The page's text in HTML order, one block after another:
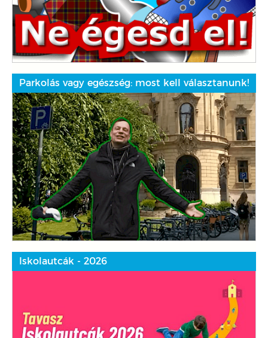
Parkolás vagy egészség: most kell választanunk!
Iskolautcák - 2026